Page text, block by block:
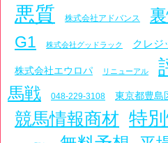
悪質 株式会社アドバンス
G1 株式会社グッドラック クレジ
株式会社エウロパ リニューアル
馬戦
048-229-3108 東京都豊島
競馬情報商材 特